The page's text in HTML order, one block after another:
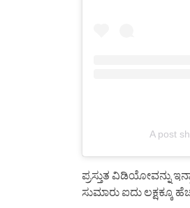
A post
ಪ್ರಸ್ತುತ ವಿಡಿಯೋವನ್ನು
ಸುಮಾರು ಐದು ಲಕ್ಷಕ್ಕೂ